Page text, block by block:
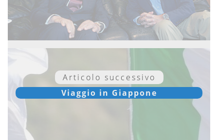
Articolo successivo
Viaggio in Giappone